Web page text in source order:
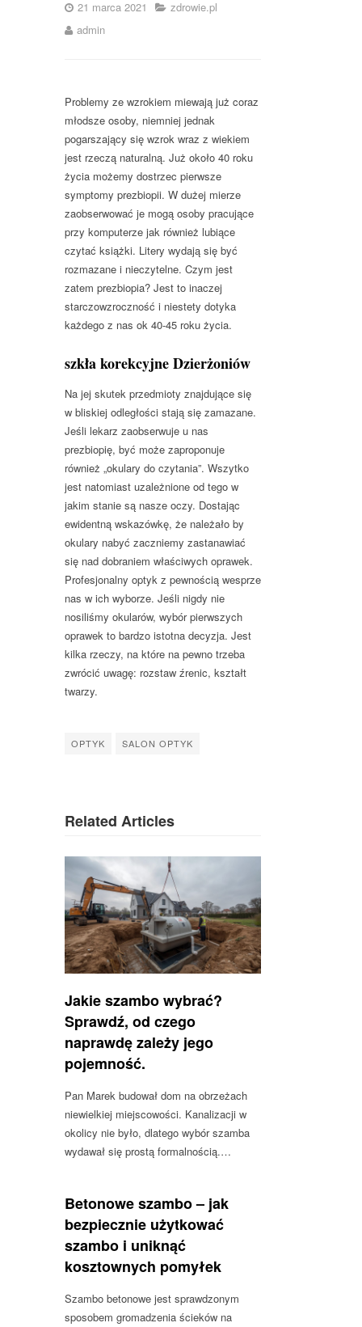
21 marca 2021
zdrowie.pl
admin
Problemy ze wzrokiem miewają już coraz
młodsze osoby, niemniej jednak
pogarszający się wzrok wraz z wiekiem
jest rzeczą naturalną. Już około 40 roku
życia możemy dostrzec pierwsze
symptomy prezbiopii. W dużej mierze
zaobserwować je mogą osoby pracujące
przy komputerze jak również lubiące
czytać książki. Litery wydają się być
rozmazane i nieczytelne. Czym jest
zatem prezbiopia? Jest to inaczej
starczowzroczność i niestety dotyka
każdego z nas ok 40-45 roku życia.
szkła korekcyjne Dzierżoniów
Na jej skutek przedmioty znajdujące się
w bliskiej odległości stają się zamazane.
Jeśli lekarz zaobserwuje u nas
prezbiopię, być może zaproponuje
również „okulary do czytania”. Wszytko
jest natomiast uzależnione od tego w
jakim stanie są nasze oczy. Dostając
ewidentną wskazówkę, że należało by
okulary nabyć zaczniemy zastanawiać
się nad dobraniem właściwych oprawek.
Profesjonalny optyk z pewnością wesprze
nas w ich wyborze. Jeśli nigdy nie
nosiliśmy okularów, wybór pierwszych
oprawek to bardzo istotna decyzja. Jest
kilka rzeczy, na które na pewno trzeba
zwrócić uwagę: rozstaw źrenic, kształt
twarzy.
OPTYK SALON OPTYK
Related Articles
Jakie szambo wybrać?
Sprawdź, od czego
naprawdę zależy jego
pojemność.
Pan Marek budował dom na obrzeżach
niewielkiej miejscowości. Kanalizacji w
okolicy nie było, dlatego wybór szamba
wydawał się prostą formalnością.…
Betonowe szambo – jak
bezpiecznie użytkować
szambo i uniknąć
kosztownych pomyłek
Szambo betonowe jest sprawdzonym
sposobem gromadzenia ścieków na